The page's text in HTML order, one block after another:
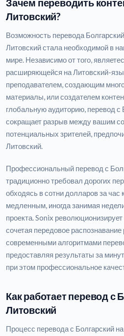
Зачем переводить
Литовский?
Возможность перевода
Литовский стала необходимой в
мире. Независимо от того,
расширяющейся на Литовский-
преподавателем, создающим
материалы, или создателем
глобальную аудиторию, перевод с
сокращает разрыв между вашим
потенциальных зрителей,
Литовский.
Профессиональный перевод с
традиционно требовал дорогих
обходясь в сотни долларов за
медленным, иногда занимая
проекта. Sonix
сочетая передовое распознавание
современными алгоритмами
предоставляя результаты за
при этом профессиональное
Как работает перевод с
Литовский
Процесс перевода с Болгарский